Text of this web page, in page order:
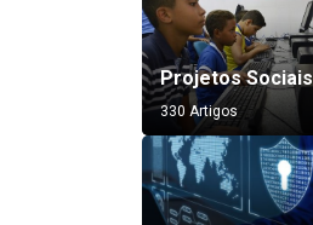
Projetos Sociais
330 Artigos